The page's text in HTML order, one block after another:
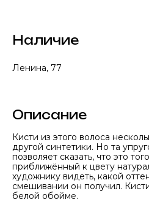
Наличие
Ленина, 77
Описание
Кисти из этого волоса
другой синтетики. Но та
позволяет сказать, что это
приближённый к цвету
художнику видеть, какой
смешивании он получил.
белой обойме.